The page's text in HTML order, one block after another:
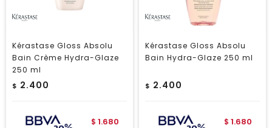
Kérastase Gloss Absolu
Bain Crème Hydra-Glaze
250 ml
$ 2.400
$ 1.680
Kérastase Gloss Absolu
Bain Hydra-Glaze 250 ml
$ 2.400
$ 1.680